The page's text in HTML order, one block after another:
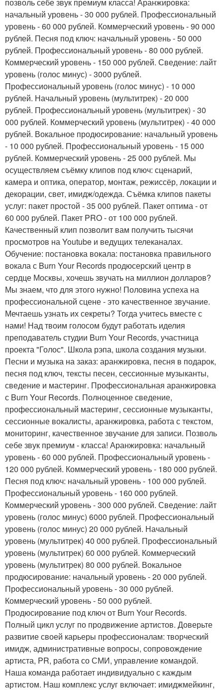
начальный уровень - 30 000 рублей. Профессиональный
уровень - 60 000 рублей. Коммерческий уровень - 90 000
рублей. Песня под ключ: начальный уровень - 50 000
рублей. Профессиональный уровень - 80 000 рублей.
Коммерческий уровень - 150 000 рублей. Сведение: лайт
уровень (голос минус) - 3000 рублей.
Профессиональный уровень (голос минус) - 10 000
рублей. Начальный уровень (мультитрек) - 20 000
рублей. Профессиональный уровень (мультитрек) - 30
000 рублей. Коммерческий уровень (мультитрек) - 40 000
рублей. Вокальное продюсирование: начальный уровень
- 10 000 рублей. Профессиональный уровень - 15 000
рублей. Коммерческий уровень - 25 000 рублей. Мы
осуществляем съёмку клипов под ключ: сценарий,
камера и оптика, оператор, монтаж, режиссёр, локации и
декорации, свет, имидж/одежда. Съёмка клипов пакеты
услуг: пакет простой - 35 000 рублей. Пакет оптима - от
60 000 рублей. Пакет PRO - от 100 000 рублей.
Качественный клип позволит вам получить тысячи
просмотров на Youtube и ведущих телеканалах.
Обучение: постановка вокала: постановка правильного
вокала с Burn Your Records продюсерский центр в
сердце Москвы, хочешь звучать на миллион долларов?
Мы знаем, что для этого нужно! Половина успеха на
профессиональной сцене - это качественное звучание.
Мечтаешь узнать их секреты? Тогда учитесь вместе с
нами! Над твоим голосом будут работать иделия
преподаватель студии Burn Your Records, участница
проекта "Голос". Школа рэпа, школа создания музыки.
Песни и музыка на заказ: аранжировка, песня в подарок,
песня под ключ, тексты песен, сессионные музыканты,
сведение и мастеринг. Профессиональная аранжировка
с Burn Your Records. Полноценное сведение,
профессиональный мастеринг, сессионные музыканты,
сессионные вокалисты, аранжировка, работа с текстом,
мониторинг, качественное звучание для записи. Позволь
себе звук премиум - класса! Аранжировка: начальный
уровень - 60 000 рублей. Профессиональный уровень -
120 000 рублей. Коммерческий уровень - 180 000 рублей.
Песня под ключ: начальный уровень - 100 000 рублей.
Профессиональный уровень - 160 000 рублей.
Коммерческий уровень - 300 000 рублей. Сведение: лайт
уровень (голос минус) 6000 рублей. Профессиональный
уровень (голос минус) 20 000 рублей. Начальный
уровень (мультитрек) 40 000 рублей. Профессиональный
уровень (мультитрек) 60 000 рублей. Коммерческий
уровень (мультитрек) 80 000 рублей. Вокальное
продюсирование: начальный уровень - 20 000 рублей.
Профессиональный уровень - 30 000 рублей.
Коммерческий уровень - 50 000 рублей.
Продюсирование под ключ от Burn Your Records.
Полный цикл услуг по продвижение артистов. Доверьте
развитие своей карьеры профессионалам: творческий
имидж, административные вопросы, сопровождение
артиста, PR, работа со СМИ, управление командой.
Наша команда работает индивидуально с каждым
артистом. Наш комплекс услуг включает: имиджмейкинг,